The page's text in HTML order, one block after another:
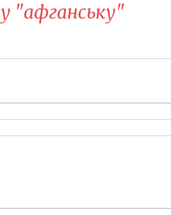
"афганську"